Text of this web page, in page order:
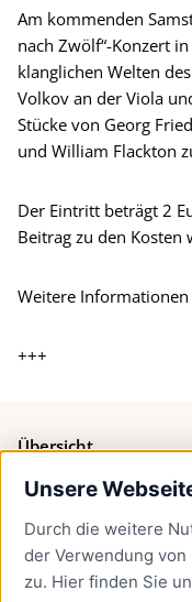
Unsere
Durch die weitere
der Verwendung
zu. Hier finden Sie
Am kommenden
nach Zwölf“-Konzert
klanglichen Welten
Volkov an der Viola
Stücke von Georg
und William Flackton
Der Eintritt beträgt 2
Beitrag zu den Kosten
Weitere
+++
Übersicht
Bürgerservice
Presse
Newsletter Lübeck:kompakt